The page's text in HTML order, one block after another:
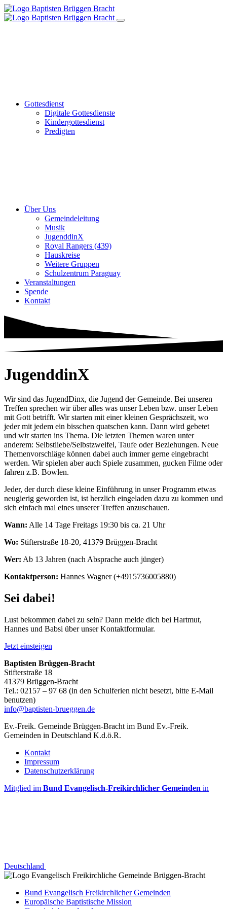
Gottesdienst
Digitale Gottesdienste
Kindergottesdienst
Predigten
Über Uns
Gemeindeleitung
Musik
JugenddinX
Royal Rangers (439)
Hauskreise
Weitere Gruppen
Schulzentrum Paraguay
Veranstaltungen
Spende
Kontakt
JugenddinX
Wir sind das JugendDinx, die Jugend der Gemeinde. Bei unseren
Treffen sprechen wir über alles was unser Leben bzw. unser Leben
mit Gott betrifft. Wir starten mit einer kleinen Gesprächszeit, wo
jeder mit jedem ein bisschen quatschen kann. Dann wird gebetet
und wir starten ins Thema. Die letzten Themen waren unter
anderem: Selbstliebe/Selbstzweifel, Taufe oder Beziehungen. Neue
Themenvorschläge können dabei auch immer gerne eingebracht
werden. Wir spielen aber auch Spiele zusammen, gucken Filme oder
fahren z.B. Bowlen.
Jeder, der durch diese kleine Einführung in unser Programm etwas
neugierig geworden ist, ist herzlich eingeladen dazu zu kommen und
sich einfach mal eines unserer Treffen anzuschauen.
Wann: Alle 14 Tage Freitags 19:30 bis ca. 21 Uhr
Wo: Stifterstraße 18-20, 41379 Brüggen-Bracht
Wer: Ab 13 Jahren (nach Absprache auch jünger)
Kontaktperson: Hannes Wagner (+4915736005880)
Sei dabei!
Lust bekommen dabei zu sein? Dann melde dich bei Hartmut,
Hannes und Babsi über unser Kontaktformular.
Jetzt einsteigen
Baptisten Brüggen-Bracht
Stifterstraße 18
41379 Brüggen-Bracht
Tel.: 02157 – 97 68 (in den Schulferien nicht besetzt, bitte E-Mail
benutzen)
info@baptisten-brueggen.de
Ev.-Freik. Gemeinde Brüggen-Bracht im Bund Ev.-Freik.
Gemeinden in Deutschland K.d.ö.R.
Kontakt
Impressum
Datenschutzerklärung
Mitglied im Bund Evangelisch-Freikirchlicher Gemeinden in
Deutschland
Bund Evangelisch Freikirchlicher Gemeinden
Europäische Baptistische Mission